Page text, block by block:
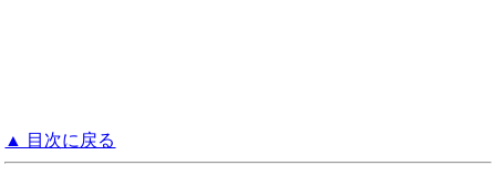
▲ 目次に戻る